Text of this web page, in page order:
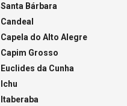
Santa Bárbara
Candeal
Capela do Alto Alegre
Capim Grosso
Euclides da Cunha
Ichu
Itaberaba